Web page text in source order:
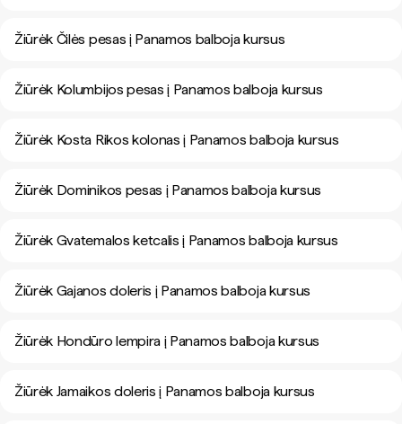
Žiūrėk Čilės pesas į Panamos balboja kursus
Žiūrėk Kolumbijos pesas į Panamos balboja kursus
Žiūrėk Kosta Rikos kolonas į Panamos balboja kursus
Žiūrėk Dominikos pesas į Panamos balboja kursus
Žiūrėk Gvatemalos ketcalis į Panamos balboja kursus
Žiūrėk Gajanos doleris į Panamos balboja kursus
Žiūrėk Hondūro lempira į Panamos balboja kursus
Žiūrėk Jamaikos doleris į Panamos balboja kursus